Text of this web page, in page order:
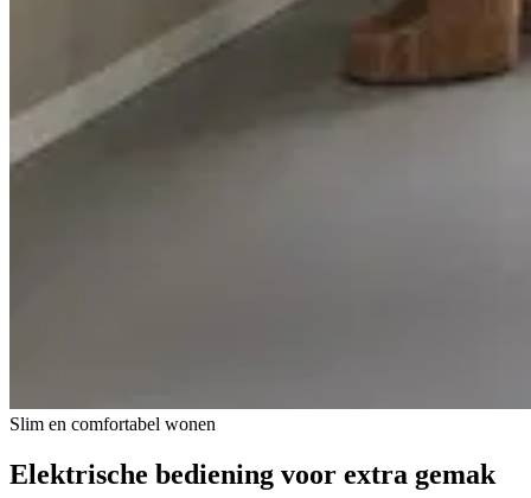
Slim en comfortabel wonen
Elektrische bediening voor extra gemak